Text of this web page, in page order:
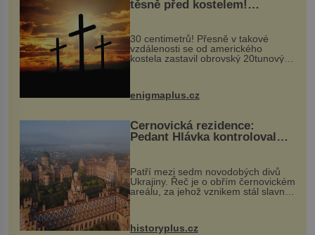
těsně před kostelem!
Ochránila ho boží síla?
30 centimetrů! Přesně v takové
vzdálenosti se od amerického
kostela zastavil obrovský 20tunový
...
enigmaplus.cz
Černovická rezidence:
Pedant Hlávka kontroloval
Patří mezi sedm novodobých divů
Ukrajiny. Řeč je o obřím černovickém
areálu, za jehož vznikem stál slavný
český architekt Josef Hlávka. Ten si
na něm dal mimořádně záležet. Jeho
stavební plány by při ...
historyplus.cz